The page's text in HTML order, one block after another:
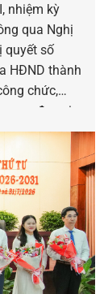
nhiệm kỳ
qua Nghị
quyết số
HĐND thành
chức,
đơn vị
hành chính.